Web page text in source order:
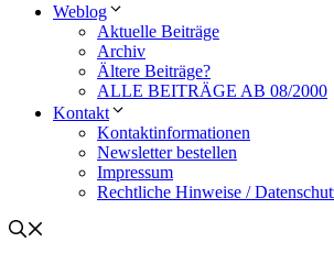
Weblog
Aktuelle Beiträge
Archiv
Ältere Beiträge?
ALLE BEITRÄGE AB 08/2000
Kontakt
Kontaktinformationen
Newsletter bestellen
Impressum
Rechtliche Hinweise /